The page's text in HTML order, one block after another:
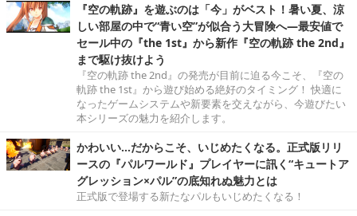
『空の軌跡』を遊ぶのは「今」がベスト！暑い夏、涼
しい部屋の中で“青い空”が似合う大冒険へ―最安値で
セール中の『the 1st』から新作『空の軌跡 the 2nd』
まで駆け抜けよう
『空の軌跡 the 2nd』の発売が目前に迫る今こそ、『空の
軌跡 the 1st』から遊び始める絶好のタイミング！ 快適に
なったゲームシステムや新要素を交えながら、今遊びたい
本シリーズの魅力を紹介します。
かわいい…だからこそ、いじめたくなる。正式版リリ
ースの『パルワールド』プレイヤーに訊く“キュートア
グレッション×パル”の底知れぬ魅力とは
正式版で登場する新たなパルもいじめたくなる！